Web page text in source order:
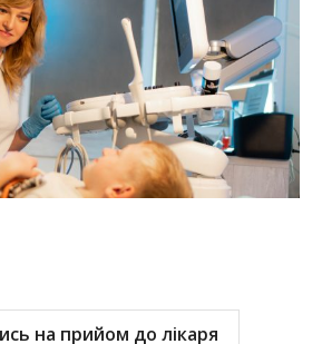
на прийом до лікаря